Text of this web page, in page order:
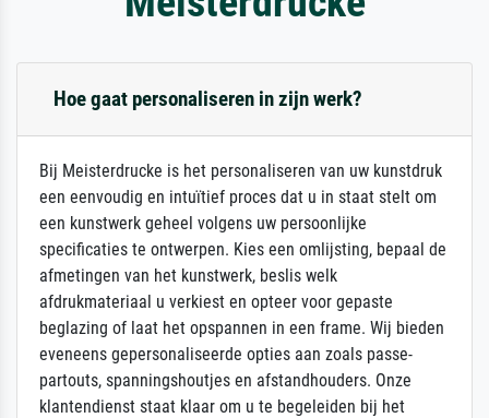
Hoe gaat personaliseren in zijn werk?
Bij Meisterdrucke is het personaliseren van uw kunstdruk
een eenvoudig en intuïtief proces dat u in staat stelt om
een kunstwerk geheel volgens uw persoonlijke
specificaties te ontwerpen. Kies een omlijsting, bepaal de
afmetingen van het kunstwerk, beslis welk
afdrukmateriaal u verkiest en opteer voor gepaste
beglazing of laat het opspannen in een frame. Wij bieden
eveneens gepersonaliseerde opties aan zoals passe-
partouts, spanningshoutjes en afstandhouders. Onze
klantendienst staat klaar om u te begeleiden bij het